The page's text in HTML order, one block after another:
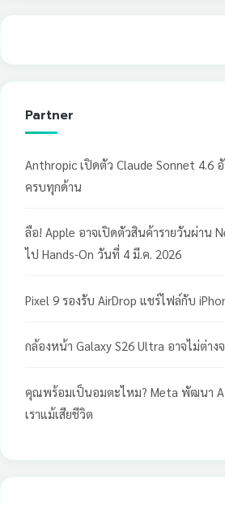
Partner
Anthropic เปิดตัว Claude Sonnet 4.6
ครบทุกด้าน
ลือ! Apple อาจเปิดตัวสินค้ารายวันผ่าน
ไป Hands-On วันที่ 4 มี.ค. 2026
Pixel 9 รองรับ AirDrop แชร์ไฟล์กับ
กล้องหน้า Galaxy S26 Ultra อาจไม่ต่าง
คุณพร้อมเป็นอมตะไหม? Meta พัฒนา
เราแม้เสียชีวิต